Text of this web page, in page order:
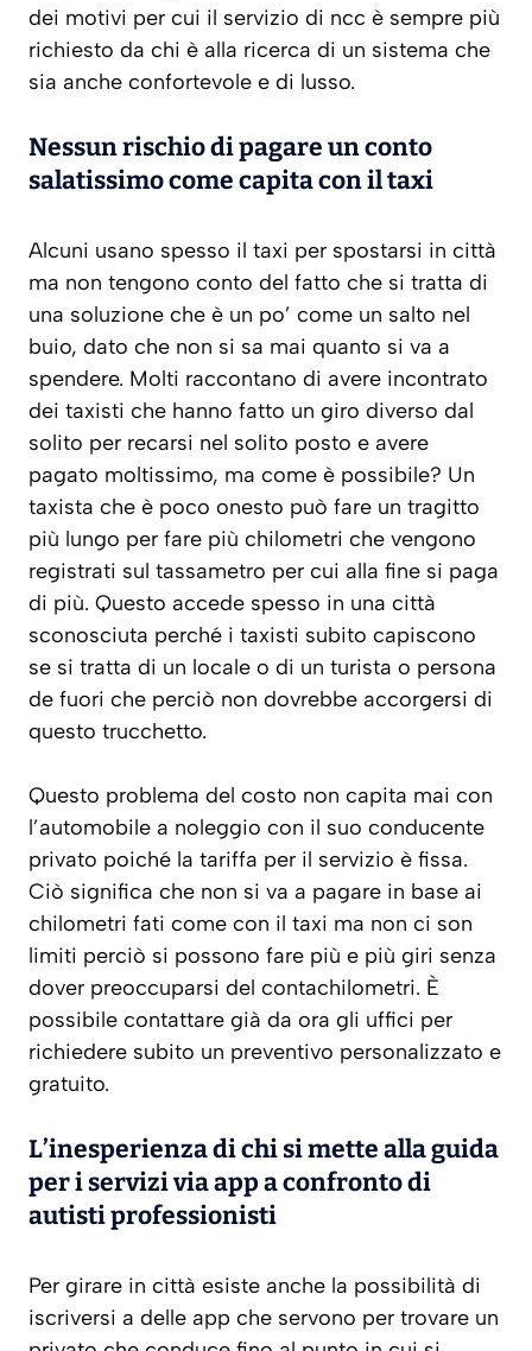
dei motivi per cui il servizio di ncc è sempre più
richiesto da chi è alla ricerca di un sistema che
sia anche confortevole e di lusso.
Nessun rischio di pagare un conto
salatissimo come capita con il taxi
Alcuni usano spesso il taxi per spostarsi in città
ma non tengono conto del fatto che si tratta di
una soluzione che è un po’ come un salto nel
buio, dato che non si sa mai quanto si va a
spendere. Molti raccontano di avere incontrato
dei taxisti che hanno fatto un giro diverso dal
solito per recarsi nel solito posto e avere
pagato moltissimo, ma come è possibile? Un
taxista che è poco onesto può fare un tragitto
più lungo per fare più chilometri che vengono
registrati sul tassametro per cui alla fine si paga
di più. Questo accede spesso in una città
sconosciuta perché i taxisti subito capiscono
se si tratta di un locale o di un turista o persona
de fuori che perciò non dovrebbe accorgersi di
questo trucchetto.
Questo problema del costo non capita mai con
l’automobile a noleggio con il suo conducente
privato poiché la tariffa per il servizio è fissa.
Ciò significa che non si va a pagare in base ai
chilometri fati come con il taxi ma non ci son
limiti perciò si possono fare più e più giri senza
dover preoccuparsi del contachilometri. È
possibile contattare già da ora gli uffici per
richiedere subito un preventivo personalizzato e
gratuito.
L’inesperienza di chi si mette alla guida
per i servizi via app a confronto di
autisti professionisti
Per girare in città esiste anche la possibilità di
iscriversi a delle app che servono per trovare un